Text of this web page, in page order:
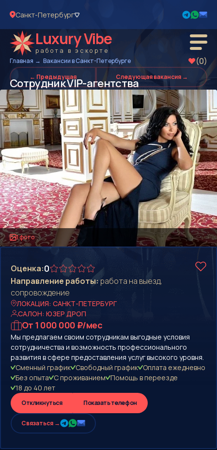
Санкт-Петербург
Luxury Vibe
работа в эскорте
Главная
Вакансии в Санкт-Петербурге (0)
← Предыдущая Следующая вакансия →
Сотрудник VIP-агентства
1 фото
Оценка:0
Направление работы:работа на выезд,
сопровождение
ЛОКАЦИЯ: САНКТ-ПЕТЕРБУРГ
САЛОН: ЮЗЕР ДРОП
От 1 000 000 ₽/мес
Мы предлагаем своим сотрудникам выгодные условия
сотрудничества и возможность профессионального
развития в сфере предоставления услуг высокого уровня.
Сменный график Свободный график Оплата eжедневно
Без опыта
С проживанием Помощь в переезде
18 до 40 лет
Откликнуться Показать телефон